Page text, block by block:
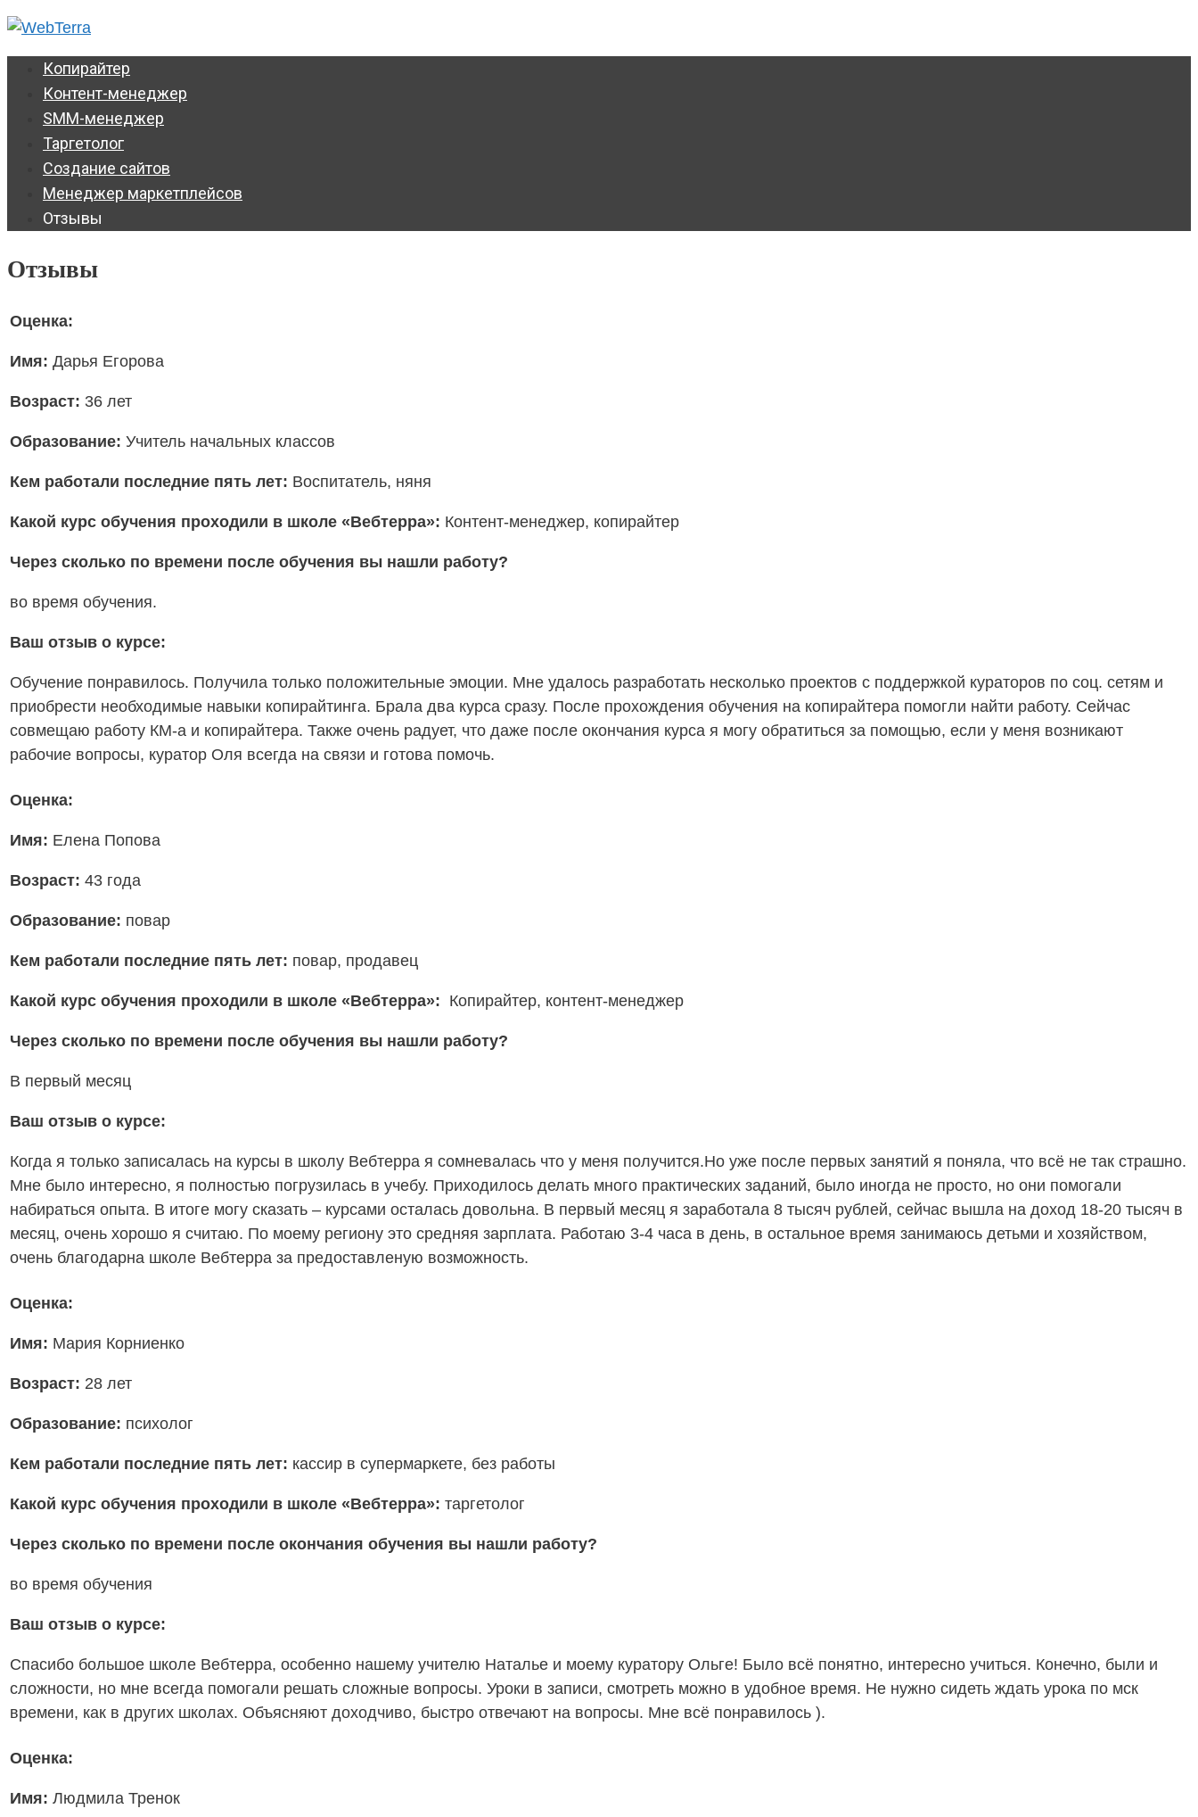
Перейти
контентуКопирайтер
Контент-менеджер
SMM-менеджер
Таргетолог
Создание сайтов
Менеджер маркетплейсов
Отзывы
Отзывы
Оценка:
Имя: Дарья Егорова
Возраст: 36 лет
Образование: Учитель начальных классов
Кем работали последние пять лет: Воспитатель, няня
Какой курс обучения проходили в школе «Вебтерра»: Контент-менеджер, копирайтер
Через сколько по времени после обучения вы нашли работу?
во время обучения.
Ваш отзыв о курсе:
Обучение понравилось. Получила только положительные эмоции. Мне удалось разработать несколько проектов с поддержкой кураторов по соц. сетям и
приобрести необходимые навыки копирайтинга. Брала два курса сразу. После прохождения обучения на копирайтера помогли найти работу. Сейчас
совмещаю работу КМ-а и копирайтера. Также очень радует, что даже после окончания курса я могу обратиться за помощью, если у меня возникают
рабочие вопросы, куратор Оля всегда на связи и готова помочь.
Оценка:
Имя: Елена Попова
Возраст: 43 года
Образование: повар
Кем работали последние пять лет: повар, продавец
Какой курс обучения проходили в школе «Вебтерра»: Копирайтер, контент-менеджер
Через сколько по времени после обучения вы нашли работу?
В первый месяц
Ваш отзыв о курсе:
Когда я только записалась на курсы в школу Вебтерра я сомневалась что у меня получится.Но уже после первых занятий я поняла, что всё не так страшно.
Мне было интересно, я полностью погрузилась в учебу. Приходилось делать много практических заданий, было иногда не просто, но они помогали
набираться опыта. В итоге могу сказать – курсами осталась довольна. В первый месяц я заработала 8 тысяч рублей, сейчас вышла на доход 18-20 тысяч в
месяц, очень хорошо я считаю. По моему региону это средняя зарплата. Работаю 3-4 часа в день, в остальное время занимаюсь детьми и хозяйством,
очень благодарна школе Вебтерра за предоставленую возможность.
Оценка:
Имя: Мария Корниенко
Возраст: 28 лет
Образование: психолог
Кем работали последние пять лет: кассир в супермаркете, без работы
Какой курс обучения проходили в школе «Вебтерра»: таргетолог
Через сколько по времени после окончания обучения вы нашли работу?
во время обучения
Ваш отзыв о курсе:
Спасибо большое школе Вебтерра, особенно нашему учителю Наталье и моему куратору Ольге! Было всё понятно, интересно учиться. Конечно, были и
сложности, но мне всегда помогали решать сложные вопросы. Уроки в записи, смотреть можно в удобное время. Не нужно сидеть ждать урока по мск
времени, как в других школах. Объясняют доходчиво, быстро отвечают на вопросы. Мне всё понравилось ).
Оценка:
Имя: Людмила Тренок